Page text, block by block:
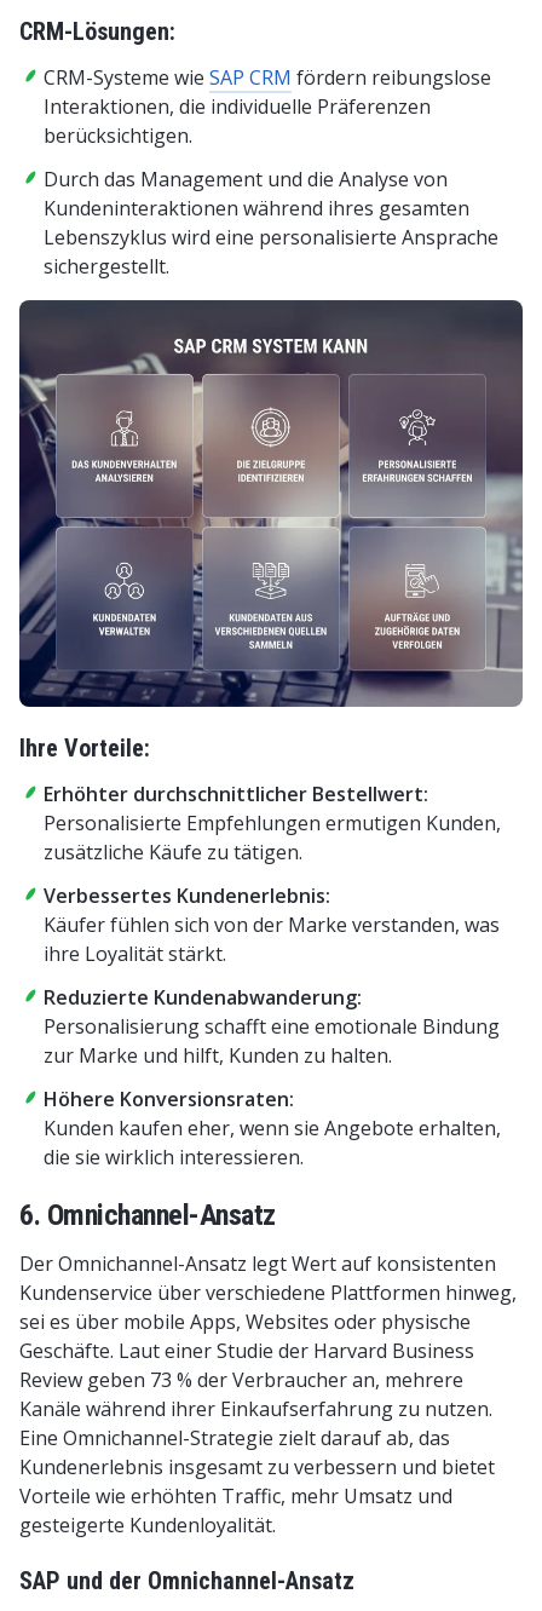
CRM-Lösungen:
CRM-Systeme wie SAP CRM fördern reibungslose
Interaktionen, die individuelle Präferenzen
berücksichtigen.
Durch das Management und die Analyse von
Kundeninteraktionen während ihres gesamten
Lebenszyklus wird eine personalisierte Ansprache
sichergestellt.
Ihre Vorteile:
Erhöhter durchschnittlicher Bestellwert:
Personalisierte Empfehlungen ermutigen Kunden,
zusätzliche Käufe zu tätigen.
Verbessertes Kundenerlebnis:
Käufer fühlen sich von der Marke verstanden, was
ihre Loyalität stärkt.
Reduzierte Kundenabwanderung:
Personalisierung schafft eine emotionale Bindung
zur Marke und hilft, Kunden zu halten.
Höhere Konversionsraten:
Kunden kaufen eher, wenn sie Angebote erhalten,
die sie wirklich interessieren.
6. Omnichannel-Ansatz
Der Omnichannel-Ansatz legt Wert auf konsistenten
Kundenservice über verschiedene Plattformen hinweg,
sei es über mobile Apps, Websites oder physische
Geschäfte. Laut einer Studie der Harvard Business
Review geben 73 % der Verbraucher an, mehrere
Kanäle während ihrer Einkaufserfahrung zu nutzen.
Eine Omnichannel-Strategie zielt darauf ab, das
Kundenerlebnis insgesamt zu verbessern und bietet
Vorteile wie erhöhten Traffic, mehr Umsatz und
gesteigerte Kundenloyalität.
SAP und der Omnichannel-Ansatz